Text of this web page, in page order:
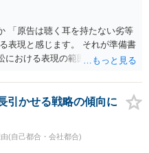
「原告は聴く耳を持たない劣等
表現と感じます。 それが準備書
における表現の範囲を超えてい
引かせる戦略の傾向に
(自己都合・会社都合)